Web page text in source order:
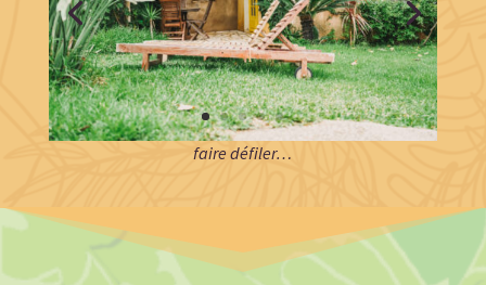
faire défiler…